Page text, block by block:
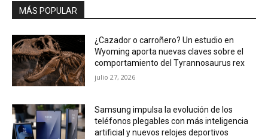
MÁS POPULAR
¿Cazador o carroñero? Un estudio en
Wyoming aporta nuevas claves sobre el
comportamiento del Tyrannosaurus rex
julio 27, 2026
Samsung impulsa la evolución de los
teléfonos plegables con más inteligencia
artificial y nuevos relojes deportivos